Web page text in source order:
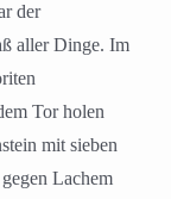
der
aller Dinge. Im
Tor holen
mit sieben
Lachem